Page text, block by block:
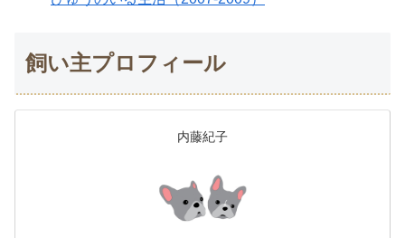
飼い主プロフィール
内藤紀子